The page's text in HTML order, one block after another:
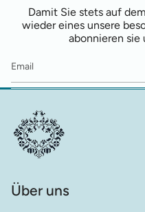
Damit Sie stets auf
wieder eines unsere
abonnieren sie
Über uns